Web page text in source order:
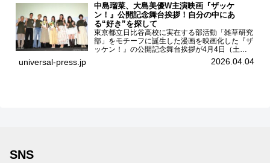
中島瑠菜、大島美優W主演映画『ザッケ
ン！』公開記念舞台挨拶！自分の中にあ
る“好き”を探して
東京都立日比谷高校に実在する部活動「雑草研究
部」をモチーフに誕生した漫画を映画化した『ザ
ッケン！』の公開記念舞台挨拶が4月4日（土）
ユナイテッドシネマお台場で開催され、出演者の
中島瑠菜、大島美優、八神遼介（ICEx）、阿佐
universal-press.jp 2026.04.04
SNS